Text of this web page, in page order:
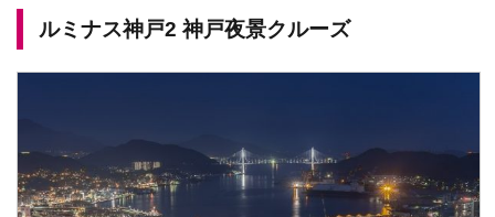
ルミナス神戸2 神戸夜景クルーズ